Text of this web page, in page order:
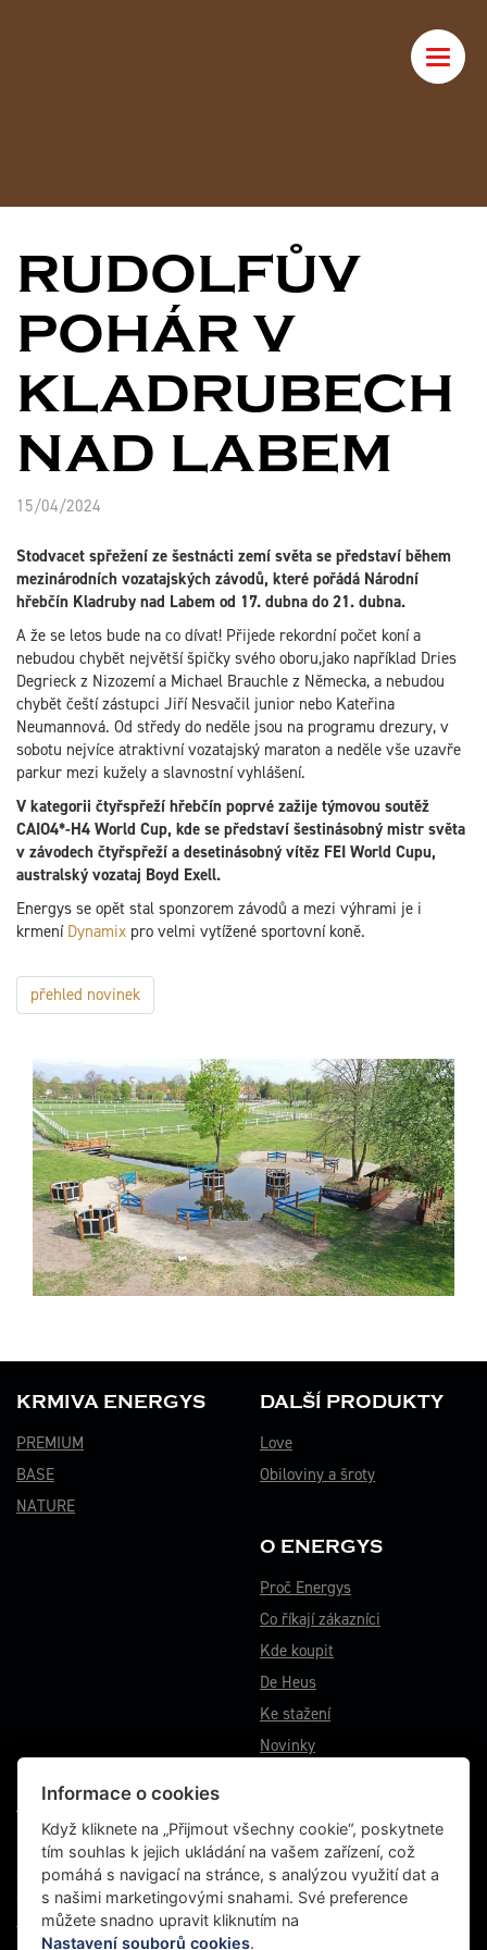
Toggle
RUDOLFŮV
POHÁR V
KLADRUBECH
NAD LABEM
15/04/2024
Stodvacet spřežení ze šestnácti zemí světa se představí během
mezinárodních vozatajských závodů, které pořádá Národní
hřebčín Kladruby nad Labem od 17. dubna do 21. dubna.
A že se letos bude na co dívat! Přijede rekordní počet koní a
nebudou chybět největší špičky svého oboru,jako například Dries
Degrieck z Nizozemí a Michael Brauchle z Německa, a nebudou
chybět čeští zástupci Jiří Nesvačil junior nebo Kateřina
Neumannová. Od středy do neděle jsou na programu drezury, v
sobotu nejvíce atraktivní vozatajský maraton a neděle vše uzavře
parkur mezi kužely a slavnostní vyhlášení.
V kategorii čtyřspřeží hřebčín poprvé zažije týmovou soutěž
CAIO4*-H4 World Cup, kde se představí šestinásobný mistr světa
v závodech čtyřspřeží a desetinásobný vítěz FEI World Cupu,
australský vozataj Boyd Exell.
Energys se opět stal sponzorem závodů a mezi výhrami je i
krmení Dynamix pro velmi vytížené sportovní koně.
přehled novinek
KRMIVA ENERGYS
PREMIUM
BASE
NATURE
DALŠÍ PRODUKTY
Love
Obiloviny a šroty
O ENERGYS
Proč Energys
Co říkají zákazníci
Kde koupit
De Heus
Ke stažení
Novinky
VÝROBNÍ ZÁVOD BĚSTOVICE
Běstovice 115
Choceň 565 01
Česká republika
Tel.: +420 467 070 764
Informace o cookies
Když kliknete na „Přijmout všechny cookie“, poskytnete
tím souhlas k jejich ukládání na vašem zařízení, což
pomáhá s navigací na stránce, s analýzou využití dat a
s našimi marketingovými snahami. Své preference
můžete snadno upravit kliknutím na
Nastavení souborů cookies.